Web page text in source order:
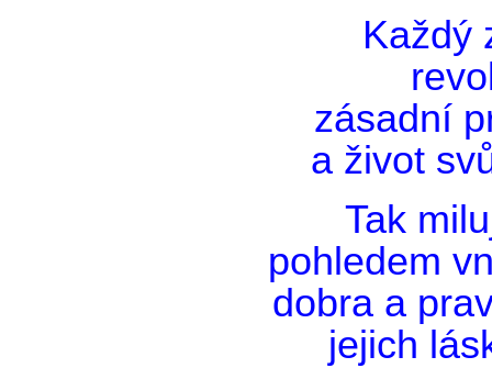
Každý
zásadní
a život
Tak
pohledem
dobra a
jejich